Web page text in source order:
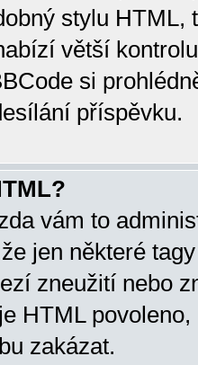
stylu HTML,
větší
si
příspěvku.
vám to
jen některé
zneužití nebo
HTML
zakázat.